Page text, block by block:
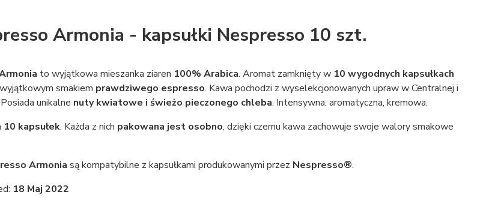
Armonia - kapsułki Nespresso 10 szt.
to wyjątkowa mieszanka ziaren 100% Arabica. Aromat zamknięty w 10 wygodnych kapsułkach
smakiem prawdziwego espresso. Kawa pochodzi z wyselekcjonowanych upraw w Centralnej i
unikalne nuty kwiatowe i świeżo pieczonego chleba. Intensywna, aromatyczna, kremowa.
10 kapsułek. Każda z nich pakowana jest osobno, dzięki czemu kawa zachowuje swoje walory smakowe
Armonia są kompatybilne z kapsułkami produkowanymi przez Nespresso®.
18 Maj 2022